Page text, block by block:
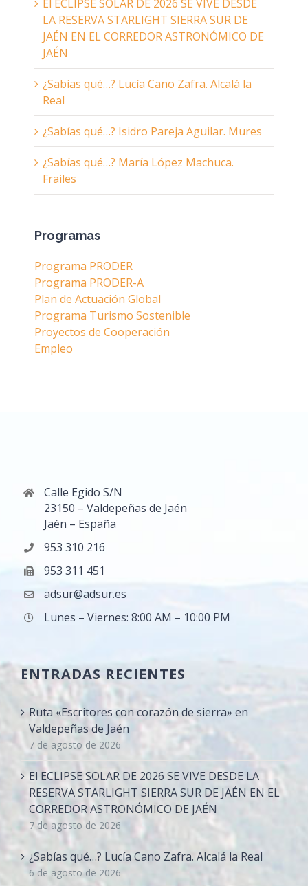
El ECLIPSE SOLAR DE 2026 SE VIVE DESDE
LA RESERVA STARLIGHT SIERRA SUR DE
JAÉN EN EL CORREDOR ASTRONÓMICO DE
JAÉN
¿Sabías qué…? Lucía Cano Zafra. Alcalá la
Real
¿Sabías qué…? Isidro Pareja Aguilar. Mures
¿Sabías qué…? María López Machuca.
Frailes
Programas
Programa PRODER
Programa PRODER-A
Plan de Actuación Global
Programa Turismo Sostenible
Proyectos de Cooperación
Empleo
Calle Egido S/N
23150 – Valdepeñas de Jaén
Jaén – España
953 310 216
953 311 451
adsur@adsur.es
Lunes – Viernes: 8:00 AM – 10:00 PM
ENTRADAS RECIENTES
Ruta «Escritores con corazón de sierra» en
Valdepeñas de Jaén
7 de agosto de 2026
El ECLIPSE SOLAR DE 2026 SE VIVE DESDE LA
RESERVA STARLIGHT SIERRA SUR DE JAÉN EN EL
CORREDOR ASTRONÓMICO DE JAÉN
7 de agosto de 2026
¿Sabías qué…? Lucía Cano Zafra. Alcalá la Real
6 de agosto de 2026